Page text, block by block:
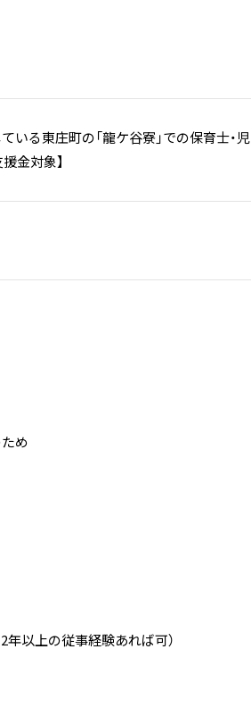
る東庄町の「龍ケ谷寮」での保育士・児
金対象】
め
年以上の従事経験あれば可）